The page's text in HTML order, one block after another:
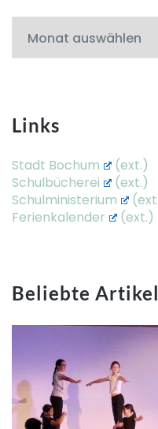
Links
Stadt Bochum
Schulbücherei
Schulministerium
Ferienkalender
Beliebte Artikel